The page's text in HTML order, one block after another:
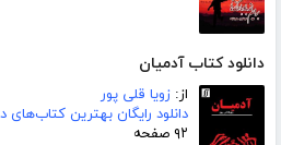
دانلود کتاب آدمیان
از: زویا قلی پور
دانلود رایگان بهترین کتاب‌های
۹۲ صفحه